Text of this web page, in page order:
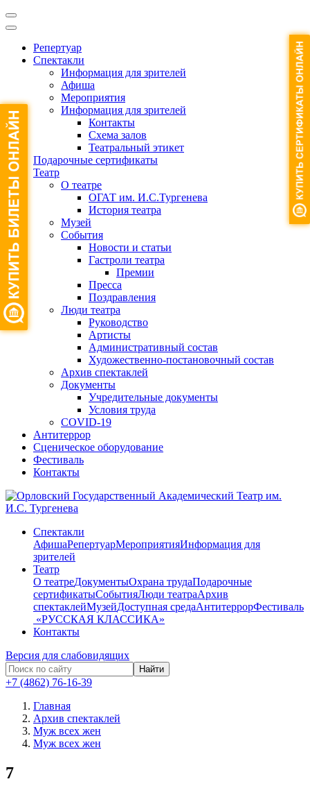
Репертуар
Спектакли
Информация для зрителей
Афиша
Мероприятия
Информация для зрителей
Контакты
Схема залов
Театральный этикет
Подарочные сертификаты
Театр
О театре
ОГАТ им. И.С.Тургенева
История театра
Музей
События
Новости и статьи
Гастроли театра
Премии
Пресса
Поздравления
Люди театра
Руководство
Артисты
Административный состав
Художественно-постановочный состав
Архив спектаклей
Документы
Учредительные документы
Условия труда
COVID-19
Антитеррор
Сценическое оборудование
Фестиваль
Контакты
Спектакли
АфишаРепертуарМероприятияИнформация для
зрителей
Театр
О театреДокументыОхрана трудаПодарочные
сертификатыСобытияЛюди театраАрхив
спектаклейМузейДоступная средаАнтитеррорФестиваль
​ «РУССКАЯ КЛАССИКА»
Контакты
Версия для слабовидящих
Найти
+7 (4862) 76-16-39
Главная
Архив спектаклей
Муж всех жен
Муж всех жен
7